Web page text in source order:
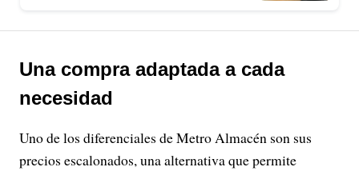
Una compra adaptada a cada
necesidad
Uno de los diferenciales de Metro Almacén son sus
precios escalonados, una alternativa que permite